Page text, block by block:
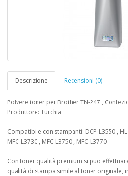
Descrizione Recensioni (0)
Polvere toner per Brother TN-247 ,
Produttore: Turchia
Compatibile con stampanti: DCP-L3550 ,
MFC-L3730 , MFC-L3750 , MFC-L3770
Con toner qualità premium si puo
qualità di stampa simile al toner originale,